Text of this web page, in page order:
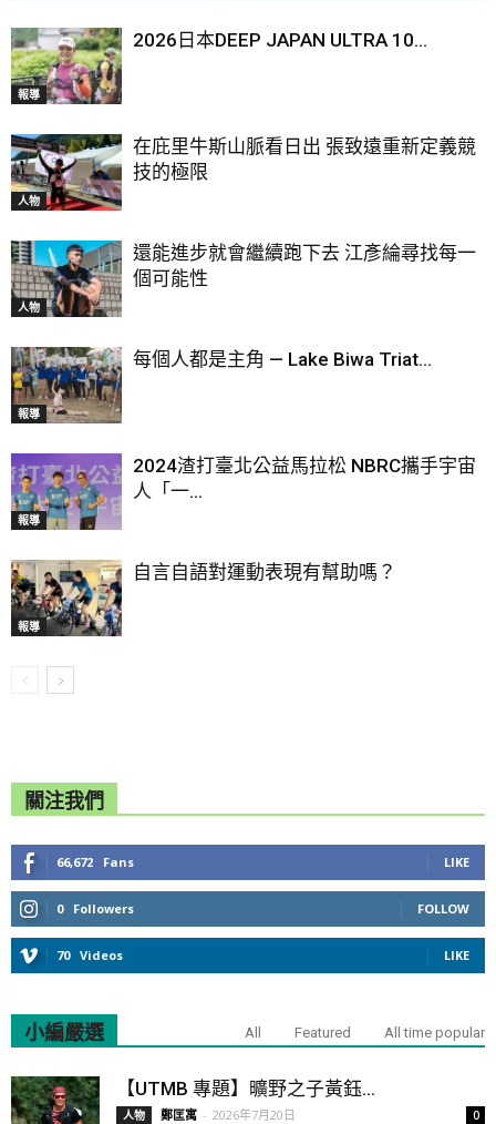
報導
2026日本DEEP JAPAN ULTRA 10...
人物
在庇里牛斯山脈看日出 張致遠重新定義競
技的極限
人物
還能進步就會繼續跑下去 江彥綸尋找每一
個可能性
報導
每個人都是主角 — Lake Biwa Triat...
報導
2024渣打臺北公益馬拉松 NBRC攜手宇宙
人「一...
報導
自言自語對運動表現有幫助嗎？
關注我們
66,672 Fans LIKE
0 Followers FOLLOW
70 Videos LIKE
小編嚴選 All Featured All time popular
【UTMB 專題】曠野之子黃鈺...
人物 鄭匡寓 - 2026年7月20日 0